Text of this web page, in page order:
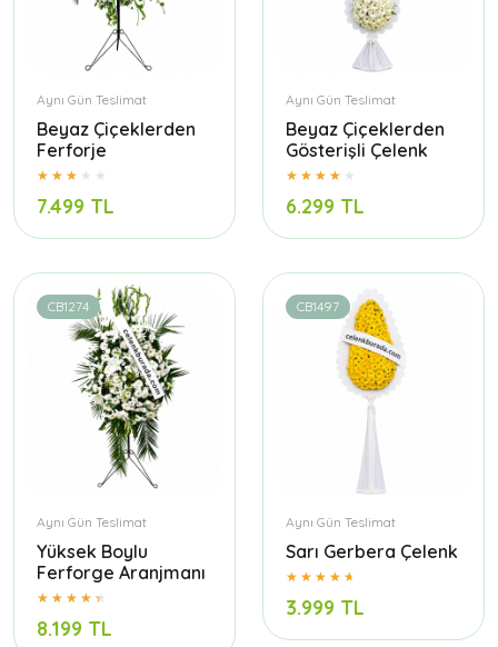
Aynı Gün Teslimat
Beyaz Çiçeklerden
Ferforje
7.499 TL
Aynı Gün Teslimat
Beyaz Çiçeklerden
Gösterişli Çelenk
6.299 TL
CB1274
Aynı Gün Teslimat
Yüksek Boylu
Ferforge Aranjmanı
8.199 TL
CB1497
Aynı Gün Teslimat
Sarı Gerbera Çelenk
3.999 TL